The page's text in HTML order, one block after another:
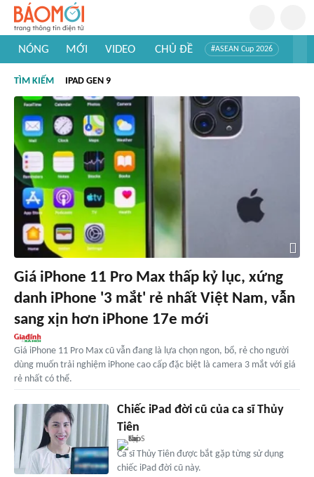
NÓNG MỚI VIDEO CHỦ ĐỀ #ASEAN Cup 2026
#Khám phá thế giới
TÌM KIẾM IPAD GEN 9
Giá iPhone 11 Pro Max thấp kỷ lục, xứng
danh iPhone '3 mắt' rẻ nhất Việt Nam, vẫn
sang xịn hơn iPhone 17e mới
Giá iPhone 11 Pro Max cũ vẫn đang là lựa chọn ngon, bổ, rẻ cho người
dùng muốn trải nghiệm iPhone cao cấp đặc biệt là camera 3 mắt với giá
rẻ nhất có thể.
Chiếc iPad đời cũ của ca sĩ Thủy
Tiên
Ca sĩ Thủy Tiên được bắt gặp từng sử dụng
chiếc iPad đời cũ này.